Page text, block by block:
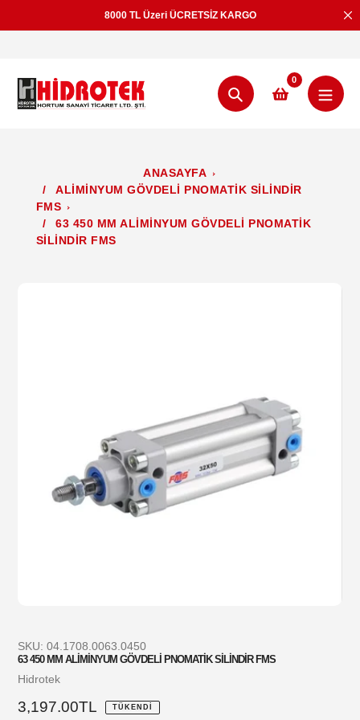
geç
8000 TL Üzeri ÜCRETSİZ KARGO
Aramak
0
ANASAYFA
/
ALİMİNYUM GÖVDELİ PNOMATİK SİLİNDİR
FMS
/
63 450 MM ALİMİNYUM GÖVDELİ PNOMATİK
SİLİNDİR FMS
SKU: 04.1708.0063.0450
63 450 MM ALİMİNYUM GÖVDELİ PNOMATİK SİLİNDİR FMS
Satıcı
Hidrotek
Normal
3,197.00TL TÜKENDI